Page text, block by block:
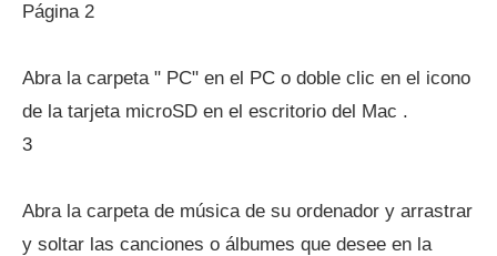
Página 2
Abra la carpeta " PC" en el PC o doble clic en el icono
de la tarjeta microSD en el escritorio del Mac .
3
Abra la carpeta de música de su ordenador y arrastrar
y soltar las canciones o álbumes que desee en la